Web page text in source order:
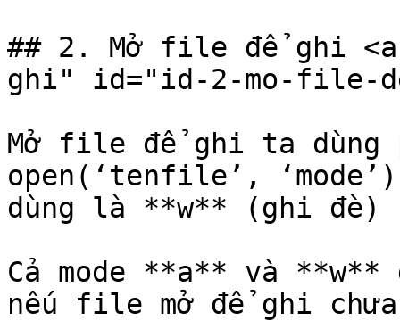
## 2. Mở file để ghi
ghi" id="id-2-mo-file-
Mở file để ghi ta dùng
open(‘tenfile’,
dùng là **w** (ghi
Cả mode **a** và
nếu file mở để ghi